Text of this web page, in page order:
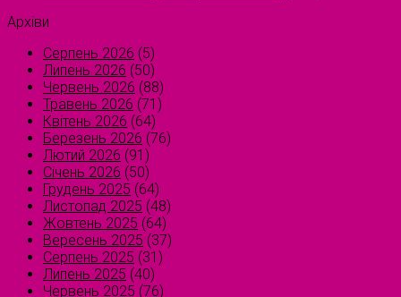
Архіви
Серпень 2026 (5)
Липень 2026 (50)
Червень 2026 (88)
Травень 2026 (71)
Квітень 2026 (64)
Березень 2026 (76)
Лютий 2026 (91)
Січень 2026 (50)
Грудень 2025 (64)
Листопад 2025 (48)
Жовтень 2025 (64)
Вересень 2025 (37)
Серпень 2025 (31)
Липень 2025 (40)
Червень 2025 (76)